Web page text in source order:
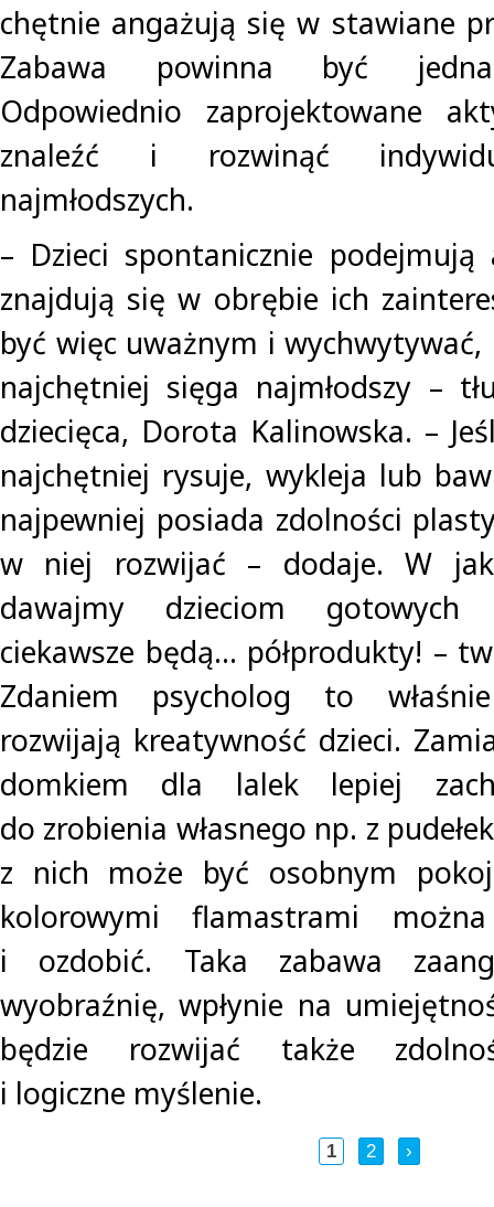
chętnie angażują się w stawiane
Zabawa powinna być
Odpowiednio zaprojektowane
znaleźć i rozwinąć
najmłodszych.
– Dzieci spontanicznie
znajdują się w obrębie ich
być więc uważnym i
najchętniej sięga najmłodszy –
dziecięca, Dorota Kalinowska. –
najchętniej rysuje, wykleja lub
najpewniej posiada zdolności
w niej rozwijać – dodaje. W
dawajmy dzieciom gotowych
ciekawsze będą… półprodukty! –
Zdaniem psycholog to
rozwijają kreatywność dzieci.
domkiem dla lalek lepiej
do zrobienia własnego np. z
z nich może być osobnym
kolorowymi flamastrami
i ozdobić. Taka zabawa
wyobraźnię, wpłynie na
będzie rozwijać także
i logiczne myślenie.
1 2 ›